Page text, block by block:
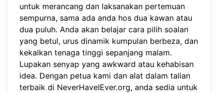
untuk merancang dan laksanakan pertemuan
sempurna, sama ada anda hos dua kawan atau
dua puluh. Anda akan belajar cara pilih soalan
yang betul, urus dinamik kumpulan berbeza, dan
kekalkan tenaga tinggi sepanjang malam.
Lupakan senyap yang awkward atau kehabisan
idea. Dengan petua kami dan alat dalam talian
terbaik di NeverHaveIEver.org, anda sedia untuk